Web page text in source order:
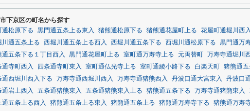
下京区の町名から探す
通松原下る 黒門通五条上る東入 猪熊通松原下る 猪熊通花屋町上る 花屋町通堀川西入
川通五条上る
西堀川通五条上る西入 西堀川通五条下る 西堀川通松原下る 黒門通万
通五条下る１丁目西入
黒門通花屋町上る 室町通万寿寺上る 元両替町 万寿寺通堀川
通寺町西入
四条通寺町東入 室町通仏光寺上る 室町通綾小路下る 白楽天町 猪熊通
通西堀川西入下る
万寿寺通西堀川西入 万寿寺通猪熊西入 丹波口通大宮東入 丹波口
通岩上西入
五条通猪熊東入 五条通猪熊東入上る 猪熊通五条下る 万寿寺通猪熊東入
通五条上る西入
猪熊通五条上る東入 猪熊通五条上る 猪熊通万寿寺下る 猪熊通万寿